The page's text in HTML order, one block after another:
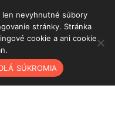
len nevyhnutné súbory
stránky. Stránka
cookie a ani cookie
SÚKROMIA